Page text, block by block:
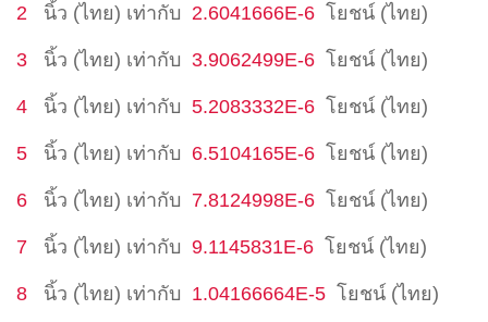
2 นิ้ว (ไทย) เท่ากับ 2.6041666E-6 โยชน์ (ไทย)
3 นิ้ว (ไทย) เท่ากับ 3.9062499E-6 โยชน์ (ไทย)
4 นิ้ว (ไทย) เท่ากับ 5.2083332E-6 โยชน์ (ไทย)
5 นิ้ว (ไทย) เท่ากับ 6.5104165E-6 โยชน์ (ไทย)
6 นิ้ว (ไทย) เท่ากับ 7.8124998E-6 โยชน์ (ไทย)
7 นิ้ว (ไทย) เท่ากับ 9.1145831E-6 โยชน์ (ไทย)
8 นิ้ว (ไทย) เท่ากับ 1.04166664E-5 โยชน์ (ไทย)